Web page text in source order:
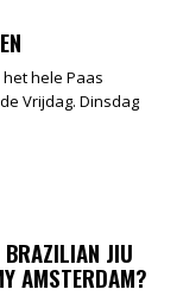
hele Paas
Vrijdag. Dinsdag
BRAZILIAN JIU
AMSTERDAM?